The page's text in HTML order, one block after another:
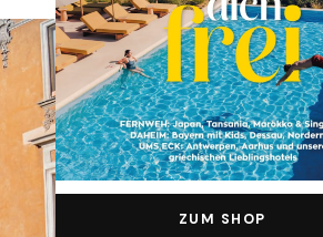
ZUM SHOP